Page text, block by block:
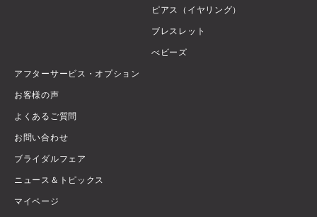
ピアス（イヤリング）
ブレスレット
べビーズ
アフターサービス・オプション
お客様の声
よくあるご質問
お問い合わせ
ブライダルフェア
ニュース＆トピックス
マイページ